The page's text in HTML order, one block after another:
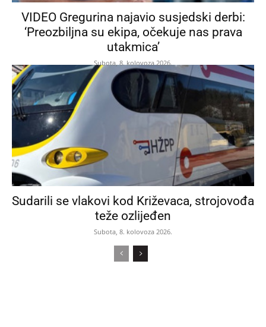
VIDEO Gregurina najavio susjedski derbi:
‘Preozbiljna su ekipa, očekuje nas prava
utakmica’
Subota, 8. kolovoza 2026.
Sudarili se vlakovi kod Križevaca, strojovođa
teže ozlijeđen
Subota, 8. kolovoza 2026.